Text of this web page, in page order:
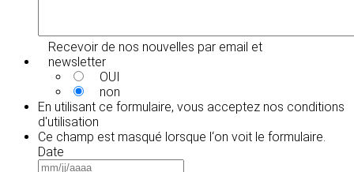
Recevoir de nos nouvelles par email et
newsletter
OUI
non
En utilisant ce formulaire, vous acceptez nos conditions
d'utilisation
Ce champ est masqué lorsque l‘on voit le formulaire.
Date